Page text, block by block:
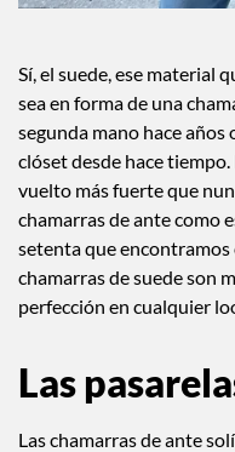
Sí, el suede, ese material
sea en forma de una
segunda mano hace años
clóset desde hace tiempo.
vuelto más fuerte que
chamarras de ante como
setenta que encontramos
chamarras de suede son
Las